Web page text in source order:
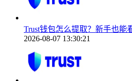
Trust钱包怎么提取？新手也能
2026-08-07 13:30:21